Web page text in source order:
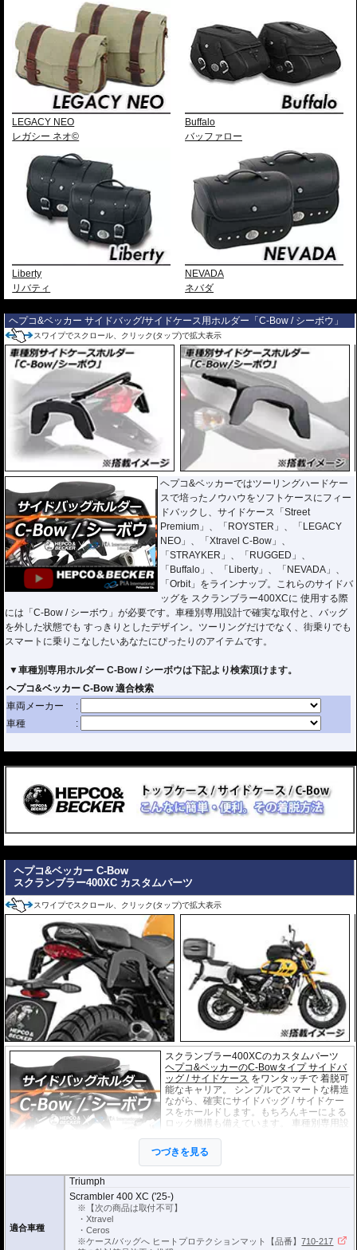
LEGACY NEO
レガシー ネオ©
Buffalo
バッファロー
Liberty
リバティ
NEVADA
ネバダ
ヘプコ&ベッカー サイドバッグ/サイドケース用ホルダー「C-Bow / シーボウ」
スワイプでスクロール、クリック(タップ)で拡大表示
ヘプコ&ベッカーではツーリングハードケー
スで培ったノウハウをソフトケースにフィー
ドバックし、サイドケース「Street
Premium」、「ROYSTER」、「LEGACY
NEO」、「Xtravel C-Bow」、
「STRAYKER」、「RUGGED」、
「Buffalo」、「Liberty」、「NEVADA」、
「Orbit」をラインナップ。これらのサイドバ
ッグを スクランブラー400XCに 使用する際
には「C-Bow / シーボウ」が必要です。車種別専用設計で確実な取付と、バッグ
を外した状態でも すっきりとしたデザイン。ツーリングだけでなく、街乗りでも
スマートに乗りこなしたいあなたにぴったりのアイテムです。
▼車種別専用ホルダー C-Bow / シーボウは下記より検索頂けます。
ヘプコ&ベッカー C-Bow
スクランブラー400XC カスタムパーツ
スワイプでスクロール、クリック(タップ)で拡大表示
スクランブラー400XCのカスタムパーツ
ヘプコ&ベッカーのC-Bowタイプ サイドバ
ッグ / サイドケース をワンタッチで 着脱可
能なキャリア。 シンプルでスマートな構造
ながら、確実にサイドバッグ / サイドケー
スをホールドします。もちろんキーによる
ロック機構も備えています。 車種別専用設
※耐加重 : 片側 5kg (ケース、バッグの自重
を除く)
※サイドケースは別売です。こちらからお求め下さい。
※バッグの搭載位置を 50mm 前方または後方、30mm 上方または下方に移設す
る移設キット(オプション)もあります。
つづきを見る
適合車種
Triumph
Scrambler 400 XC ('25-)
※【次の商品は取付不可】
・Xtravel
・Ceros
※ケース/バッグへ ヒートプロテクションマット【品番】710-217